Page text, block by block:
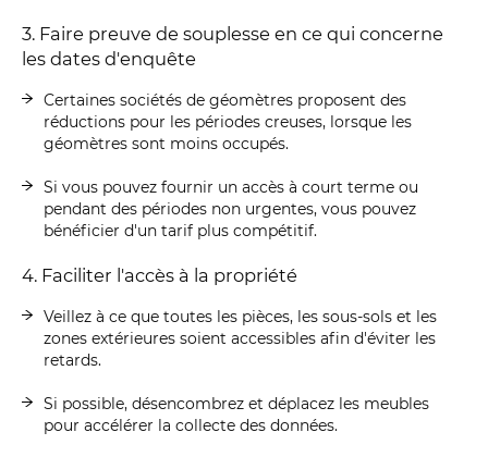
3. Faire preuve de souplesse en ce qui concerne
les dates d'enquête
Certaines sociétés de géomètres proposent des
réductions pour les périodes creuses, lorsque les
géomètres sont moins occupés.
Si vous pouvez fournir un accès à court terme ou
pendant des périodes non urgentes, vous pouvez
bénéficier d'un tarif plus compétitif.
4. Faciliter l'accès à la propriété
Veillez à ce que toutes les pièces, les sous-sols et les
zones extérieures soient accessibles afin d'éviter les
retards.
Si possible, désencombrez et déplacez les meubles
pour accélérer la collecte des données.